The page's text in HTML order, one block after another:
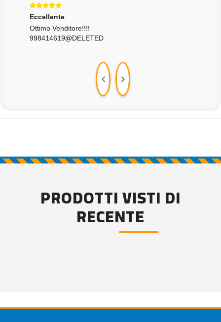
Eccellente
Ottimo Venditore!!!!
998414619@DELETED
PRODOTTI VISTI DI
RECENTE